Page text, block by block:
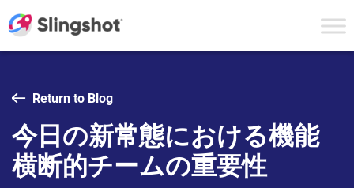
Return to Blog
今日の新常態における機能
横断的チームの重要性